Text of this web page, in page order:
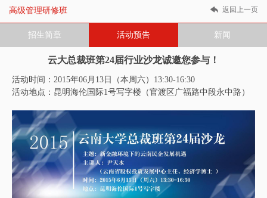
高级管理研修班 返回上一页
招生简章 活动预告 新闻
云大总裁班第24届行业沙龙诚邀您参与！
活动时间：2015年06月13日（本周六）13:30-16:30
活动地点：昆明海伦国际1号写字楼（官渡区广福路中段永中路）